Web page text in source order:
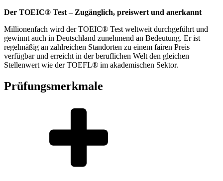
Der TOEIC® Test – Zugänglich, preiswert und anerkannt
Millionenfach wird der TOEIC® Test weltweit durchgeführt und
gewinnt auch in Deutschland zunehmend an Bedeutung. Er ist
regelmäßig an zahlreichen Standorten zu einem fairen Preis
verfügbar und erreicht in der beruflichen Welt den gleichen
Stellenwert wie der TOEFL® im akademischen Sektor.
Prüfungsmerkmale